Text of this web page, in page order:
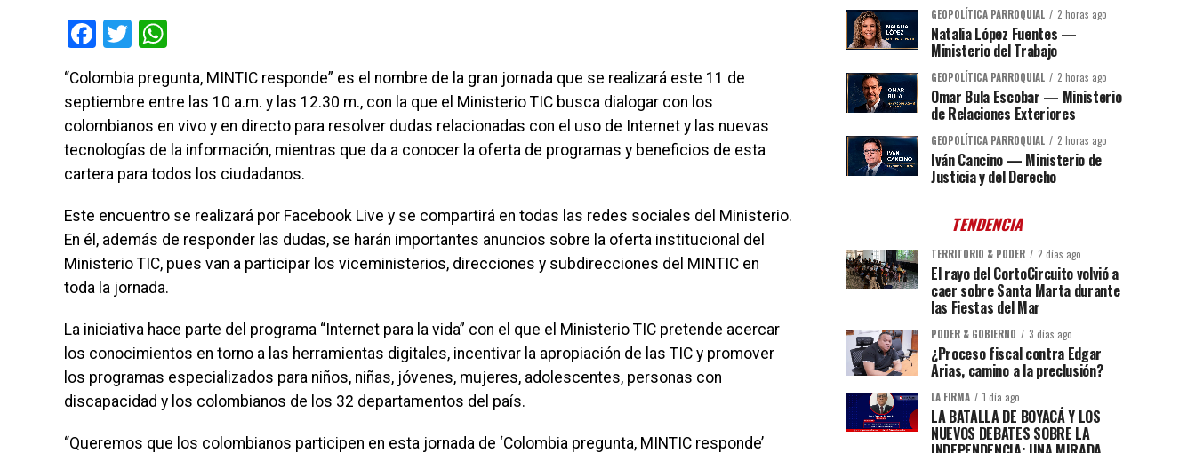
Facebook
Twitter
“Colombia pregunta, MINTIC responde” es el nombre de la gran jornada que se realizará este 11 de
septiembre entre las 10 a.m. y las 12.30 m., con la que el Ministerio TIC busca dialogar con los
colombianos en vivo y en directo para resolver dudas relacionadas con el uso de Internet y las nuevas
tecnologías de la información, mientras que da a conocer la oferta de programas y beneficios de esta
cartera para todos los ciudadanos.
Este encuentro se realizará por Facebook Live y se compartirá en todas las redes sociales del Ministerio.
En él, además de responder las dudas, se harán importantes anuncios sobre la oferta institucional del
Ministerio TIC, pues van a participar los viceministerios, direcciones y subdirecciones del MINTIC en
toda la jornada.
La iniciativa hace parte del programa “Internet para la vida” con el que el Ministerio TIC pretende acercar
los conocimientos en torno a las herramientas digitales, incentivar la apropiación de las TIC y promover
los programas especializados para niños, niñas, jóvenes, mujeres, adolescentes, personas con
discapacidad y los colombianos de los 32 departamentos del país.
“Queremos que los colombianos participen en esta jornada de ‘Colombia pregunta, MINTIC responde’
GEOPOLÍTICA PARROQUIAL 2 horas ago
Natalia López Fuentes —
Ministerio del Trabajo
GEOPOLÍTICA PARROQUIAL 2 horas ago
Omar Bula Escobar — Ministerio
de Relaciones Exteriores
GEOPOLÍTICA PARROQUIAL 2 horas ago
Iván Cancino — Ministerio de
Justicia y del Derecho
TENDENCIA
TERRITORIO & PODER 2 días ago
El rayo del CortoCircuito volvió a
caer sobre Santa Marta durante
las Fiestas del Mar
PODER & GOBIERNO 3 días ago
¿Proceso fiscal contra Edgar
Arias, camino a la preclusión?
LA FIRMA 1 día ago
LA BATALLA DE BOYACÁ Y LOS
NUEVOS DEBATES SOBRE LA